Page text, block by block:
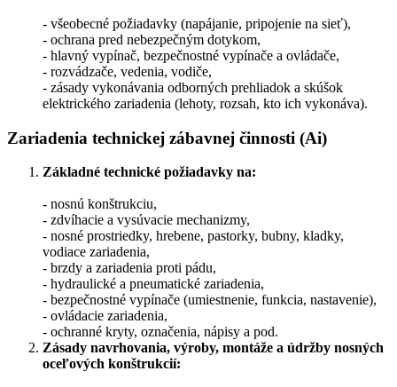
- všeobecné požiadavky (napájanie, pripojenie na sieť),
- ochrana pred nebezpečným dotykom,
- hlavný vypínač, bezpečnostné vypínače a ovládače,
- rozvádzače, vedenia, vodiče,
- zásady vykonávania odborných prehliadok a skúšok
elektrického zariadenia (lehoty, rozsah, kto ich vykonáva).
Zariadenia technickej zábavnej činnosti (Ai)
Základné technické požiadavky na:
- nosnú konštrukciu,
- zdvíhacie a vysúvacie mechanizmy,
- nosné prostriedky, hrebene, pastorky, bubny, kladky,
vodiace zariadenia,
- brzdy a zariadenia proti pádu,
- hydraulické a pneumatické zariadenia,
- bezpečnostné vypínače (umiestnenie, funkcia, nastavenie),
- ovládacie zariadenia,
- ochranné kryty, označenia, nápisy a pod.
Zásady navrhovania, výroby, montáže a údržby nosných
oceľových konštrukcií: